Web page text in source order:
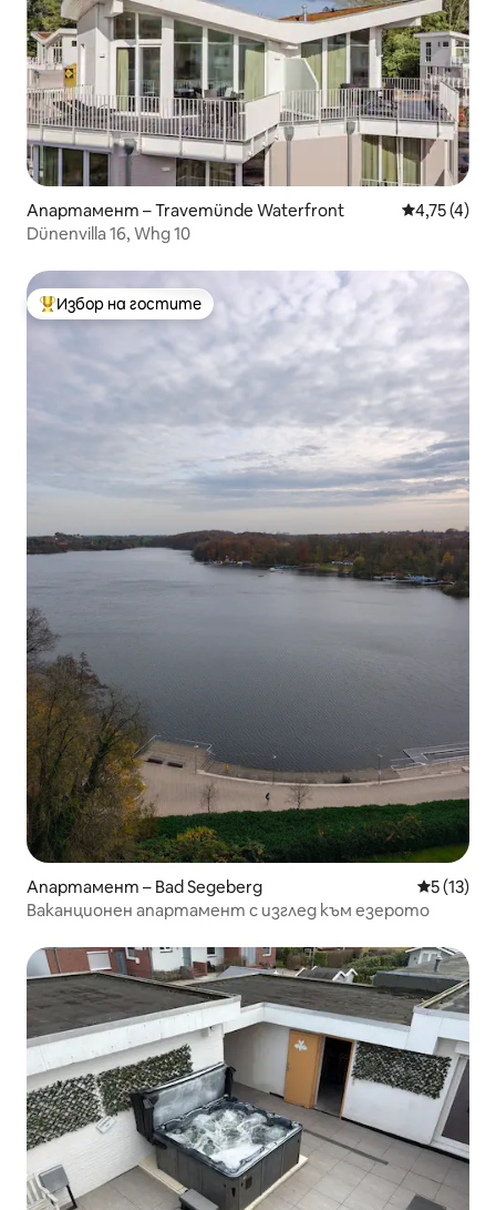
Апартамент – Travemünde Waterfront Средна
4,75 (4)
Dünenvilla 16, Whg 10
Най-популярен избор на гостите
Избор на гостите
Апартамент – Bad Segeberg Средна
5 (13)
Ваканционен апартамент с изглед към езерото